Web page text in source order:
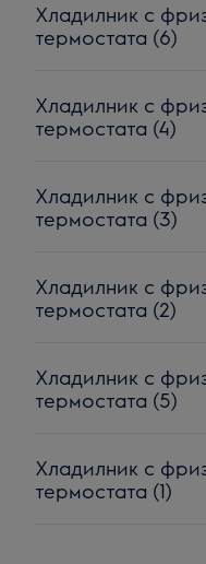
Хладилник с
термостата (6)
Хладилник с
термостата (4)
Хладилник с
термостата (3)
Хладилник с
термостата (2)
Хладилник с
термостата (5)
Хладилник с
термостата (1)